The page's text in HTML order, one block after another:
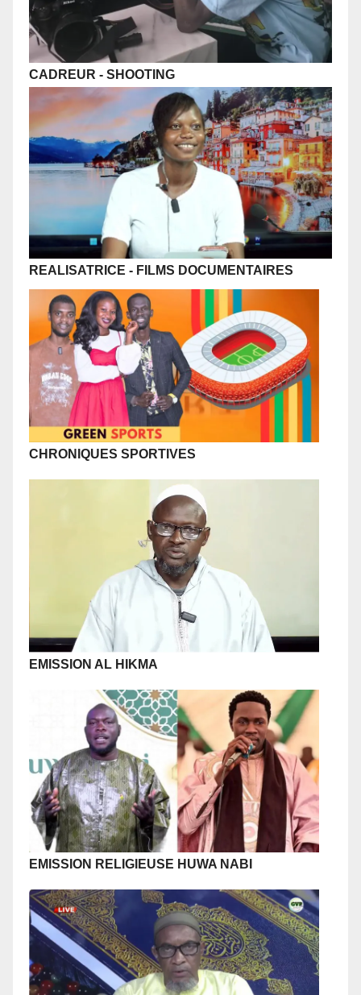
CADREUR - SHOOTING
REALISATRICE - FILMS DOCUMENTAIRES
CHRONIQUES SPORTIVES
EMISSION AL HIKMA
EMISSION RELIGIEUSE HUWA NABI